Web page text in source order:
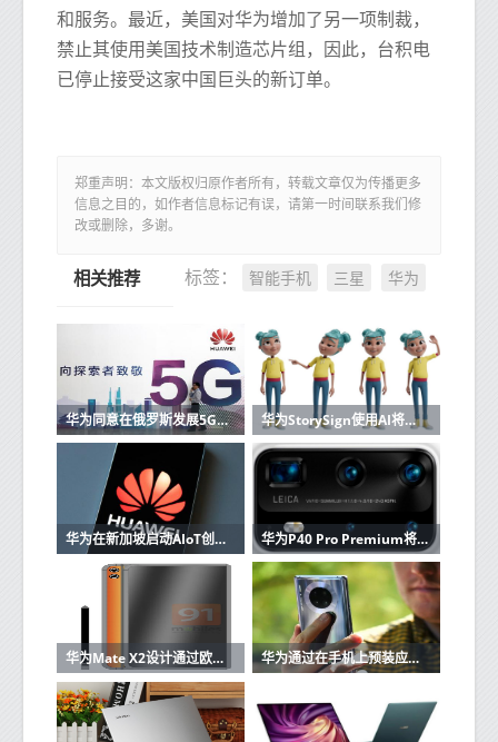
和服务。最近，美国对华为增加了另一项制裁，
禁止其使用美国技术制造芯片组，因此，台积电
已停止接受这家中国巨头的新订单。
郑重声明：本文版权归原作者所有，转载文章仅为传播更多
信息之目的，如作者信息标记有误，请第一时间联系我们修
改或删除，多谢。
标签： 智能手机 三星 华为
相关推荐
华为同意在俄罗斯发展5G可以在具有电信MTS的下一代蜂窝网络上运行 华为StorySign使用AI将儿童读物翻译成手语
华为在新加坡启动AIoT创新训练营 华为P40 Pro Premium将加入P40和P40 Pro具有10倍变焦摄像头
华为Mate X2设计通过欧洲认证上市 华为通过在手机上预装应用来弥补Play商店的不足